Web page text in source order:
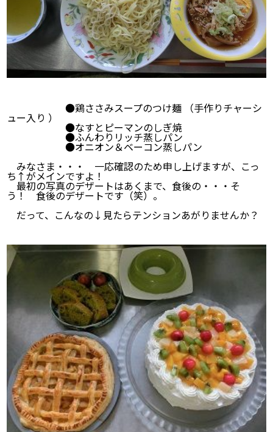
●鶏ささみスープのつけ麺 （手作りチャーシ
ュー入り ）
●なすとピーマンのしぎ焼
●ふんわりリッチ蒸しパン
●オニオン＆ベーコン蒸しパン
みなさま・・・ 一応確認のため申し上げますが、こっ
ち↑がメインですよ！
最初の写真のデザートはあくまで、食後の・・・そ
う！ 食後のデザートです（笑）。
だって、こんなの↓見たらテンションあがりませんか？